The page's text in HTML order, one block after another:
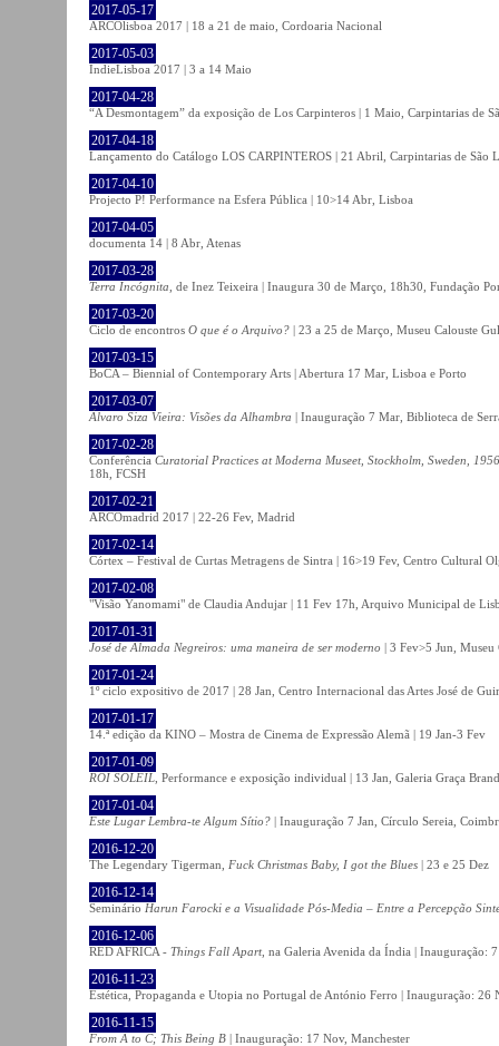
2017-05-17
ARCOlisboa 2017 | 18 a 21 de maio, Cordoaria Nacional
2017-05-03
IndieLisboa 2017 | 3 a 14 Maio
2017-04-28
“A Desmontagem” da exposição de Los Carpinteros | 1 Maio, Carpintarias de
2017-04-18
Lançamento do Catálogo LOS CARPINTEROS | 21 Abril, Carpintarias de São
2017-04-10
Projecto P! Performance na Esfera Pública | 10>14 Abr, Lisboa
2017-04-05
documenta 14 | 8 Abr, Atenas
2017-03-28
Terra Incógnita , de Inez Teixeira | Inaugura 30 de Março, 18h30, Fundação
2017-03-20
Ciclo de encontros O que é o Arquivo? | 23 a 25 de Março, Museu Calouste
2017-03-15
BoCA – Biennial of Contemporary Arts | Abertura 17 Mar, Lisboa e Porto
2017-03-07
Álvaro Siza Vieira: Visões da Alhambra | Inauguração 7 Mar, Biblioteca de
2017-02-28
Conferência Curatorial Practices at Moderna Museet, Stockholm, Sweden,
18h, FCSH
2017-02-21
ARCOmadrid 2017 | 22-26 Fev, Madrid
2017-02-14
Córtex – Festival de Curtas Metragens de Sintra | 16>19 Fev, Centro Cultural
2017-02-08
"Visão Yanomami" de Claudia Andujar | 11 Fev 17h, Arquivo Municipal de
2017-01-31
José de Almada Negreiros: uma maneira de ser moderno | 3 Fev>5 Jun,
2017-01-24
1º ciclo expositivo de 2017 | 28 Jan, Centro Internacional das Artes José de
2017-01-17
14.ª edição da KINO – Mostra de Cinema de Expressão Alemã | 19 Jan-3 Fev
2017-01-09
ROI SOLEIL , Performance e exposição individual | 13 Jan, Galeria Graça
2017-01-04
Este Lugar Lembra-te Algum Sítio? | Inauguração 7 Jan, Círculo Sereia,
2016-12-20
The Legendary Tigerman, Fuck Christmas Baby, I got the Blues | 23 e 25 Dez
2016-12-14
Seminário Harun Farocki e a Visualidade Pós-Media – Entre a Percepção
2016-12-06
RED AFRICA - Things Fall Apart , na Galeria Avenida da Índia | Inauguração:
2016-11-23
Estética, Propaganda e Utopia no Portugal de António Ferro | Inauguração: 26
2016-11-15
From A to C; This Being B | Inauguração: 17 Nov, Manchester